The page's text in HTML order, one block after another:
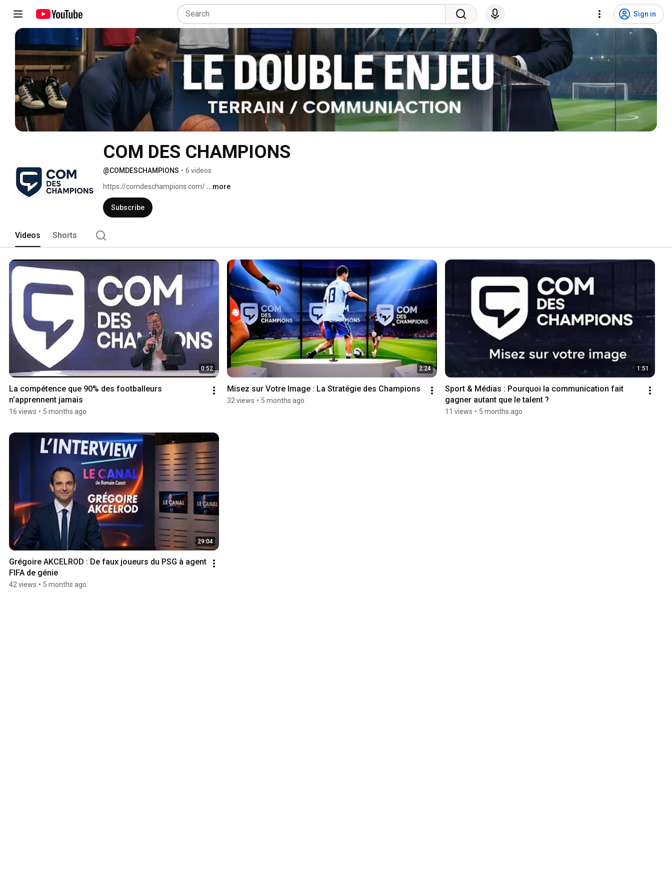
Sign in
COM DES CHAMPIONS
@COMDESCHAMPIONS • 6 videos
https://comdeschampions.com/ ...more
Subscribe
Videos Shorts
0:52
La compétence que 90% des footballeurs
n’apprennent jamais
16 views • 5 months ago
2:24
Misez sur Votre Image : La Stratégie des Champions
32 views • 5 months ago
1:51
Sport & Médias : Pourquoi la communication fait
gagner autant que le talent ?
11 views • 5 months ago
29:04
Grégoire AKCELROD : De faux joueurs du PSG à agent
42 views • 5 months ago